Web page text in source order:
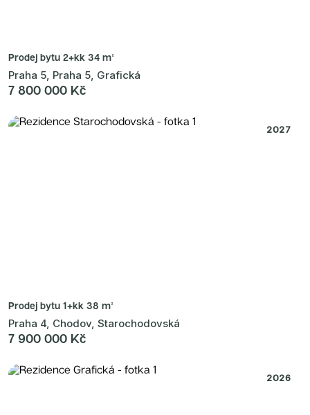
Prodej bytu 2+kk 34 m²
Praha 5, Praha 5, Grafická
7 800 000 Kč
2027
Prodej bytu 1+kk 38 m²
Praha 4, Chodov, Starochodovská
7 900 000 Kč
2026